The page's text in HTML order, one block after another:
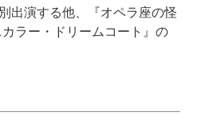
出演する他、『オペラ座の怪
ラー・ドリームコート』の